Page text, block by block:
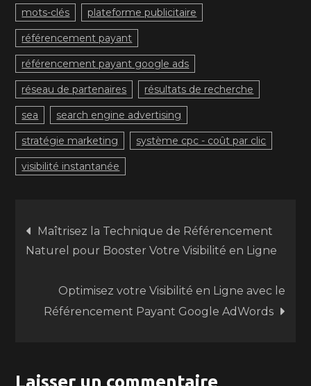
mots-clés plateforme publicitaire
référencement payant
référencement payant google ads
réseau de partenaires résultats de recherche
sea search engine advertising
stratégie marketing système cpc - coût par clic
visibilité instantanée
Navigation
de
l’article
Maîtrisez la Technique de Référencement
Naturel pour Booster Votre Visibilité en Ligne
Optimisez votre Visibilité en Ligne avec le
Référencement Payant Google AdWords
Laisser un commentaire